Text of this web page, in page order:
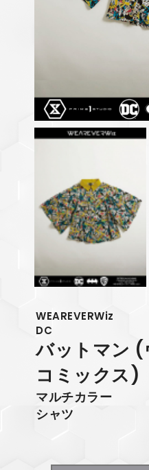
WEAREVERWiz
DC
バットマン (
コミックス)
マルチカラー
シャツ